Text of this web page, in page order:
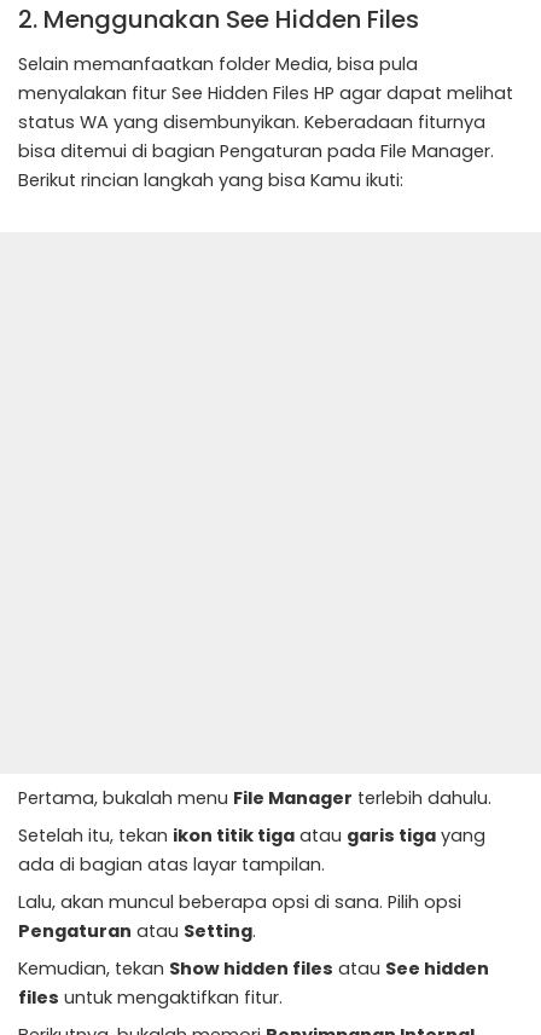
2. Menggunakan See Hidden Files
Selain memanfaatkan folder Media, bisa pula
menyalakan fitur See Hidden Files HP agar dapat melihat
status WA yang disembunyikan. Keberadaan fiturnya
bisa ditemui di bagian Pengaturan pada File Manager.
Berikut rincian langkah yang bisa Kamu ikuti:
Pertama, bukalah menu File Manager terlebih dahulu.
Setelah itu, tekan ikon titik tiga atau garis tiga yang
ada di bagian atas layar tampilan.
Lalu, akan muncul beberapa opsi di sana. Pilih opsi
Pengaturan atau Setting.
Kemudian, tekan Show hidden files atau See hidden
files untuk mengaktifkan fitur.